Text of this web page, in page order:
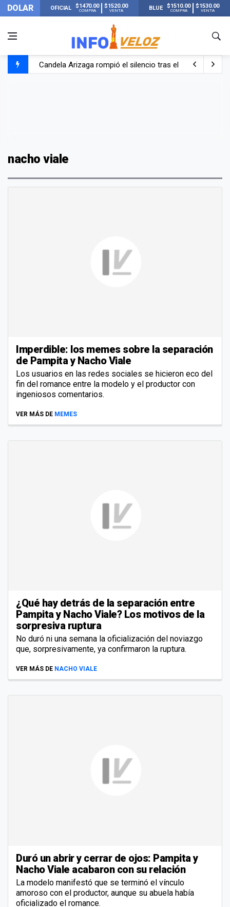
DOLAR OFICIAL $1470.00
COMPRA
$1520.00
VENTA BLUE $1510.00
COMPRA
$1530.00
VENTA
Candela Arizaga rompió el silencio tras el incidente con
nacho viale
Imperdible: los memes sobre la separación
de Pampita y Nacho Viale
Los usuarios en las redes sociales se hicieron eco del
fin del romance entre la modelo y el productor con
ingeniosos comentarios.
VER MÁS DE MEMES
¿Qué hay detrás de la separación entre
Pampita y Nacho Viale? Los motivos de la
sorpresiva ruptura
No duró ni una semana la oficialización del noviazgo
que, sorpresivamente, ya confirmaron la ruptura.
VER MÁS DE NACHO VIALE
Duró un abrir y cerrar de ojos: Pampita y
Nacho Viale acabaron con su relación
La modelo manifestó que se terminó el vínculo
amoroso con el productor, aunque su abuela había
oficializado el romance.